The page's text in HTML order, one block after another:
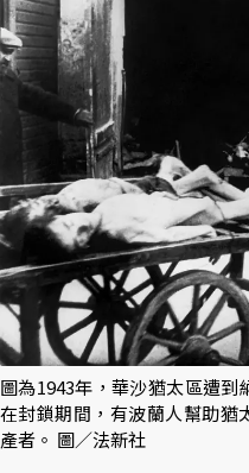
圖為1943年，華沙猶太區遭到
在封鎖期間，有波蘭人幫助猶
產者。 圖／法新社